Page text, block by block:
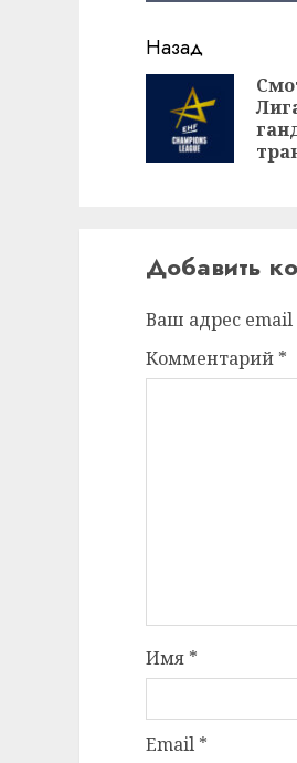
чтение
Назад
Добавить
Ваш адрес email
Комментарий *
Имя *
Email *